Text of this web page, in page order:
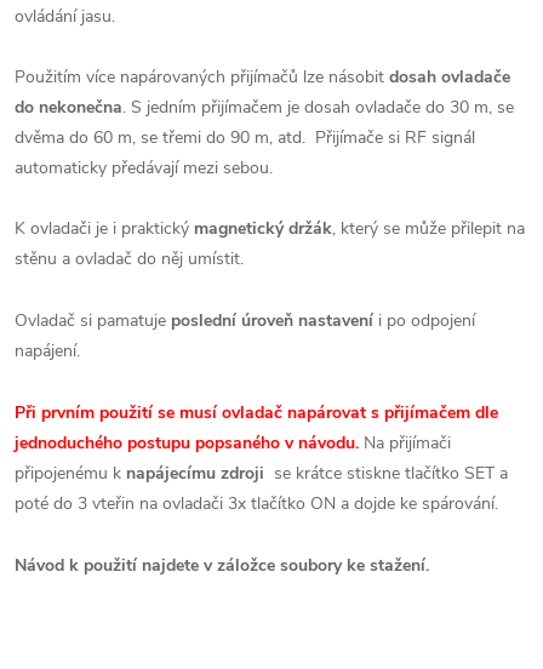
ovládání jasu.
Použitím více napárovaných přijímačů lze násobit dosah ovladače
do nekonečna. S jedním přijímačem je dosah ovladače do 30 m, se
dvěma do 60 m, se třemi do 90 m, atd. Přijímače si RF signál
automaticky předávají mezi sebou.
K ovladači je i praktický magnetický držák, který se může přilepit na
stěnu a ovladač do něj umístit.
Ovladač si pamatuje poslední úroveň nastavení i po odpojení
napájení.
Při prvním použití se musí ovladač napárovat s přijímačem dle
jednoduchého postupu popsaného v návodu. Na přijímači
připojenému k napájecímu zdroji se krátce stiskne tlačítko SET a
poté do 3 vteřin na ovladači 3x tlačítko ON a dojde ke spárování.
Návod k použití najdete v záložce soubory ke stažení.